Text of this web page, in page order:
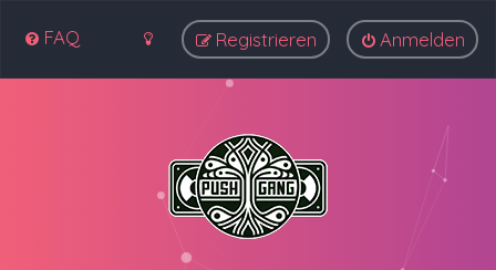
FAQ Anmelden
Registrieren